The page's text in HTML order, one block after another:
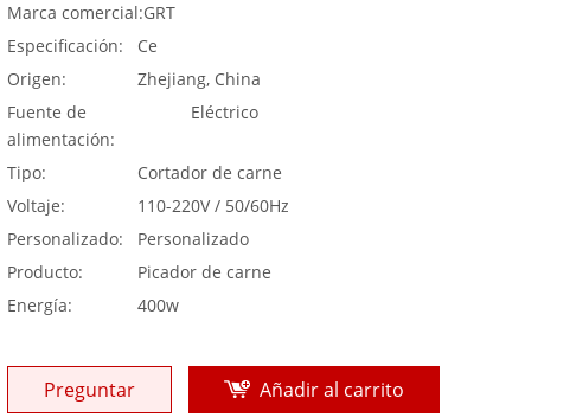
Marca comercial:GRT
Especificación:
Ce
Origen:
Zhejiang, China
Fuente de
alimentación:
Eléctrico
Tipo:
Cortador de carne
Voltaje:
110-220V / 50/60Hz
Personalizado:
Personalizado
Producto:
Picador de carne
Energía:
400w
Preguntar Añadir al carrito